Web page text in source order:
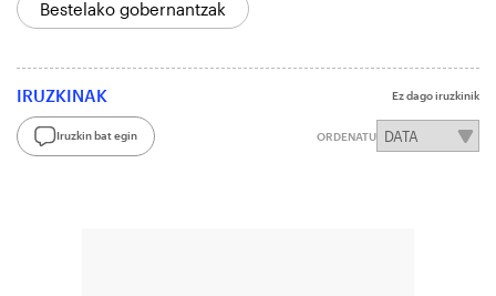
Bestelako gobernantzak
IRUZKINAK Ez dago iruzkinik
Iruzkin bat egin ORDENATU